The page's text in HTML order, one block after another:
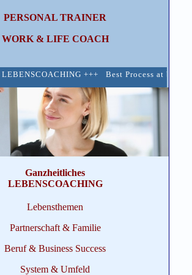
PERSONAL TRAINER
WORK & LIFE COACH
LEBENSCOACHING +++ Best Process at best
Ganzheitliches
LEBENSCOACHING
Lebensthemen
Partnerschaft & Familie
Beruf & Business Success
System & Umfeld